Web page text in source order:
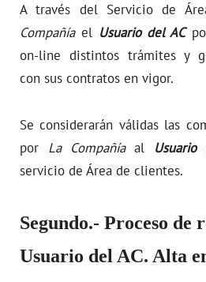
A través del Servicio de
Compañíael Usuario del AC
on-line distintos trámites y
con sus contratos en vigor.
Se considerarán válidas las
por La Compañíaal
servicio de Área de clientes.
Segundo.- Proceso de
Usuario del AC. Alta